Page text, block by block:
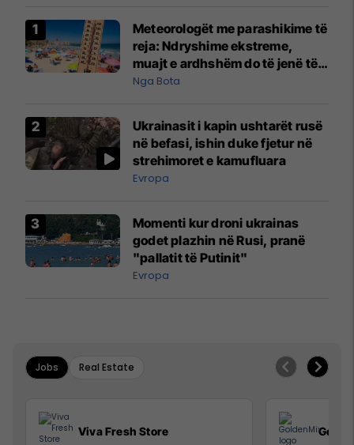
Meteorologët me parashikime të
reja: Ndryshime ekstreme,
muajt e ardhshëm do të jenë të
pazakontë
Nga Bota
Ukrainasit i kapin ushtarët rusë
në befasi, ishin duke fjetur në
strehimoret e kamufluara
Evropa
Momenti kur droni ukrainas
godet plazhin në Rusi, pranë
"pallatit të Putinit"
Evropa
Jobs Real Estate
Viva Fresh Store